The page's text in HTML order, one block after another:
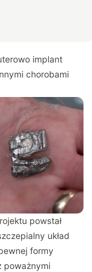
implant
chorobami
powstał
układ
formy
poważnymi